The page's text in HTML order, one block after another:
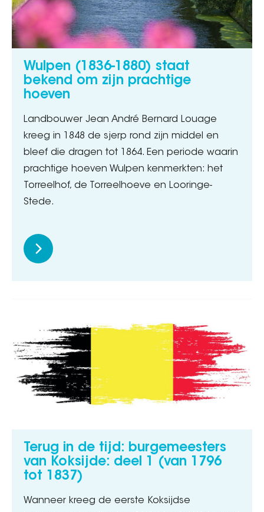
Wulpen (1836-1880) staat
bekend om zijn prachtige
hoeven
Landbouwer Jean André Bernard Louage
kreeg in 1848 de sjerp rond zijn middel en
bleef die dragen tot 1864. Een periode waarin
prachtige hoeven Wulpen kenmerkten: het
Torreelhof, de Torreelhoeve en Looringe-
Stede.
Terug in de tijd: burgemeesters
van Koksijde: deel 1 (van 1796
tot 1837)
Wanneer kreeg de eerste Koksijdse